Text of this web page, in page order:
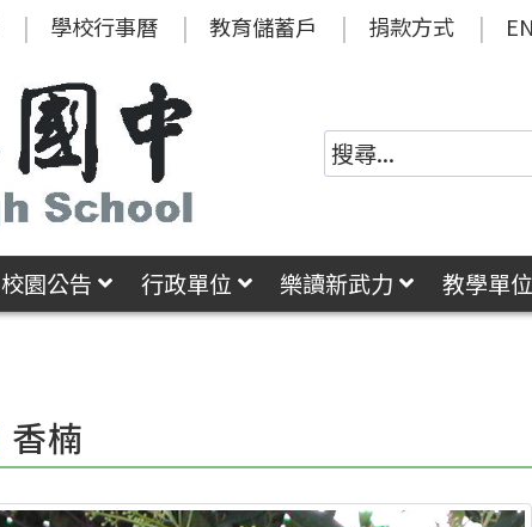
學校行事曆 教育儲蓄戶 捐款方式
校園公告 行政單位 樂讀新武力 教學單位
香楠